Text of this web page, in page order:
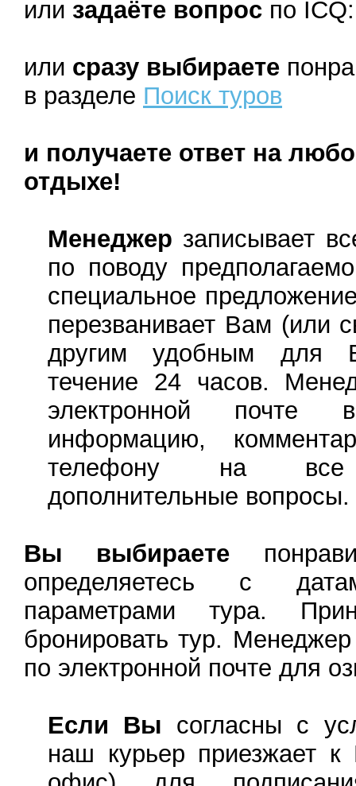
или задаёте вопрос по
или сразу выбираете
в разделе Поиск туров
и получаете ответ на
отдыхе!
Менеджер записывает
по поводу
специальное
перезванивает Вам (или
другим удобным для
течение 24 часов.
электронной почте
информацию,
телефону на все
дополнительные вопросы.
Вы выбираете
определяетесь с
параметрами тура.
бронировать тур.
по электронной почте для
Если Вы согласны с
наш курьер приезжает